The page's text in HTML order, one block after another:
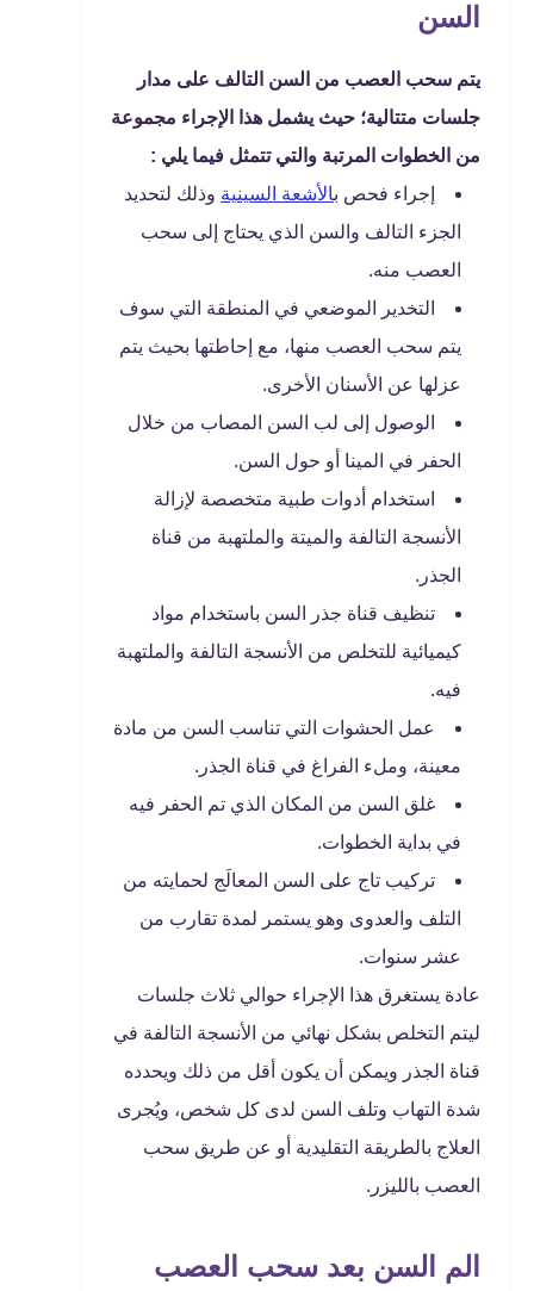
السن
يتم سحب العصب من السن التالف على مدار
جلسات متتالية؛ حيث يشمل هذا الإجراء مجموعة
من الخطوات المرتبة والتي تتمثل فيما يلي :
إجراء فحص بالأشعة السينية وذلك لتحديد
الجزء التالف والسن الذي يحتاج إلى سحب
العصب منه.
التخدير الموضعي في المنطقة التي سوف
يتم سحب العصب منها، مع إحاطتها بحيث يتم
عزلها عن الأسنان الأخرى.
الوصول إلى لب السن المصاب من خلال
الحفر في المينا أو حول السن.
استخدام أدوات طبية متخصصة لإزالة
الأنسجة التالفة والميتة والملتهبة من قناة
الجذر.
تنظيف قناة جذر السن باستخدام مواد
كيميائية للتخلص من الأنسجة التالفة والملتهبة
فيه.
عمل الحشوات التي تناسب السن من مادة
معينة، وملء الفراغ في قناة الجذر.
غلق السن من المكان الذي تم الحفر فيه
في بداية الخطوات.
تركيب تاج على السن المعالَج لحمايته من
التلف والعدوى وهو يستمر لمدة تقارب من
عشر سنوات.
عادة يستغرق هذا الإجراء حوالي ثلاث جلسات
ليتم التخلص بشكل نهائي من الأنسجة التالفة في
قناة الجذر ويمكن أن يكون أقل من ذلك ويحدده
شدة التهاب وتلف السن لدى كل شخص، ويُجرى
العلاج بالطريقة التقليدية أو عن طريق سحب
العصب بالليزر.
الم السن بعد سحب العصب